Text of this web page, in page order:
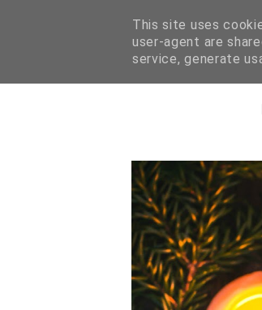
HOME O MNIE
This site uses
user-agent are
service, generate